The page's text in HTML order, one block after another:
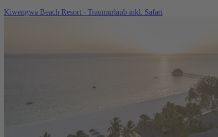
Kiwengwa Beach Resort - Traumurlaub inkl. Safari